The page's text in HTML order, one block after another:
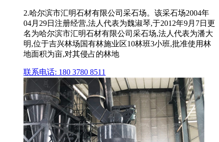
2.哈尔滨市汇明石材有限公司采石场。该采石场2004年
04月29日注册经营,法人代表为魏淑琴,于2012年9月7日更
名为哈尔滨市汇明石材有限公司采石场,法人代表为潘大
明,位于吉兴林场国有林施业区10林班3小班,批准使用林
地面积为亩,对其侵占的林地
联系电话: 180 3780 8511